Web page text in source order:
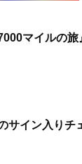
マイルの
サイン入り